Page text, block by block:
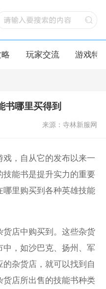
玩家交流 游戏特
书哪里买得到
来源：寺林新服网
，自从它的发布以来一
能书是提升实力的重要
里购买到各种英雄技能
店中购买到。这些杂货
，如沙巴克、扬州、军
杂货店，就可以找到自
店所出售的技能书种类